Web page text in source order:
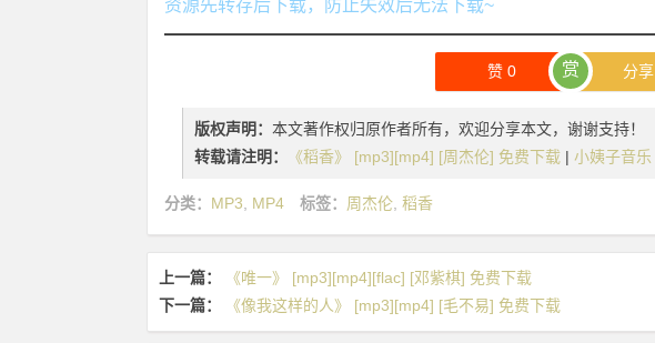
资源先转存后下载，防止失效后无法下载~
赞 0 赏 分享
版权声明：本文著作权归原作者所有，欢迎分享本文，谢谢支持！
转载请注明：
《稻香》 [mp3][mp4] [周杰伦] 免费下载 | 小姨子音乐
分类： MP3 MP4 标签： 周杰伦 稻香
上一篇：
《唯一》 [mp3][mp4][flac] [邓紫棋] 免费下载
下一篇：
《像我这样的人》 [mp3][mp4] [毛不易] 免费下载